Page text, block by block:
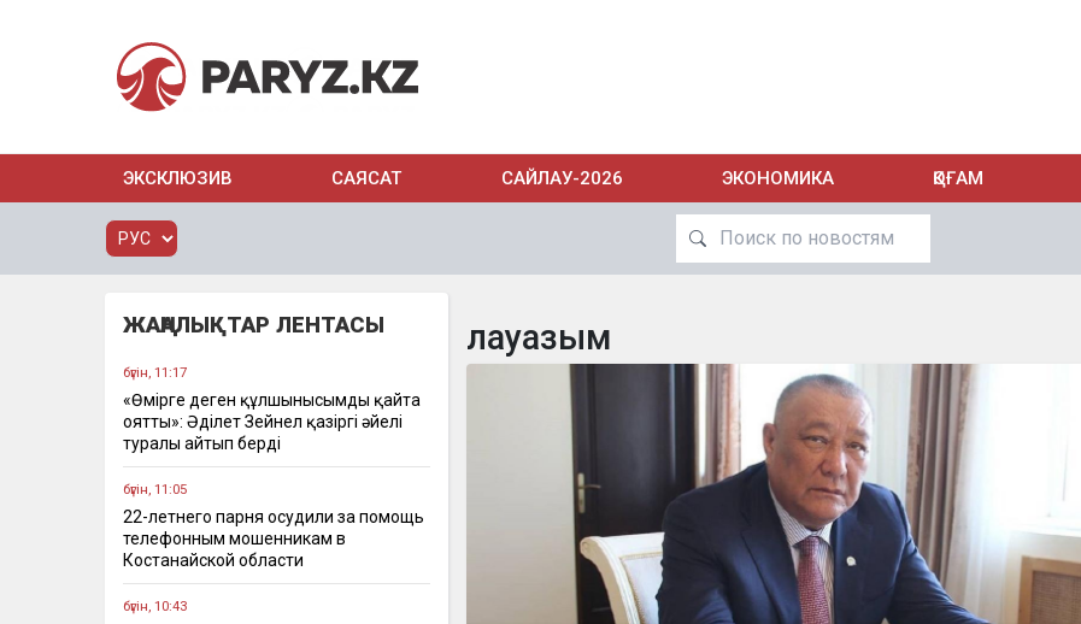
ЭКСКЛЮЗИВ САЯСАТ САЙЛАУ-2026 ЭКОНОМИКА ҚОҒАМ
ЖАҢАЛЫҚТАР ЛЕНТАСЫ
бүгін, 11:17
«Өмірге деген құлшынысымды қайта
оятты»: Әділет Зейнел қазіргі әйелі
туралы айтып берді
бүгін, 11:05
22-летнего парня осудили за помощь
телефонным мошенникам в
Костанайской области
бүгін, 10:43
лауазым